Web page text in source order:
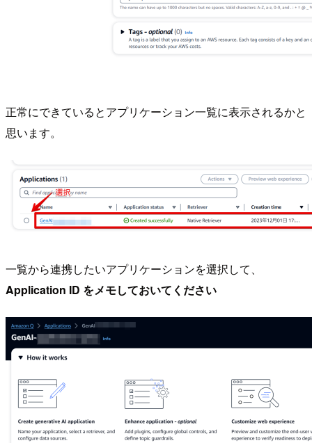
正常にできているとアプリケーション一覧に表示されるかと
思います。
一覧から連携したいアプリケーションを選択して、
Application ID をメモしておいてください